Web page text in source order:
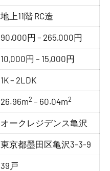
地上11階 RC造
90,000円 – 265,000円
10,000円 – 15,000円
1K – 2LDK
26.96m2 – 60.04m2
オークレジデンス亀沢
東京都墨田区亀沢3-3-9
39戸